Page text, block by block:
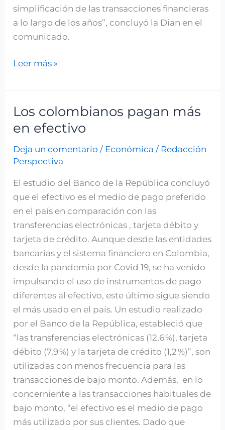
simplificación de las transacciones financieras
a lo largo de los años”, concluyó la Dian en el
comunicado.
Leer más »
Los colombianos pagan más
en efectivo
Deja un comentario / Económica / Redacción
Perspectiva
El estudio del Banco de la República concluyó
que el efectivo es el medio de pago preferido
en el país en comparación con las
transferencias electrónicas , tarjeta débito y
tarjeta de crédito. Aunque desde las entidades
bancarias y el sistema financiero en Colombia,
desde la pandemia por Covid 19, se ha venido
impulsando el uso de instrumentos de pago
diferentes al efectivo, este último sigue siendo
el más usado en el país. Un estudio realizado
por el Banco de la República, estableció que
“las transferencias electrónicas (12,6 %), tarjeta
débito (7,9 %) y la tarjeta de crédito (1,2 %)”, son
utilizadas con menos frecuencia para las
transacciones de bajo monto. Además, en lo
concerniente a las transacciones habituales de
bajo monto, “el efectivo es el medio de pago
más utilizado por sus clientes. Dado que
Los
colombianos
más
en
efectivo